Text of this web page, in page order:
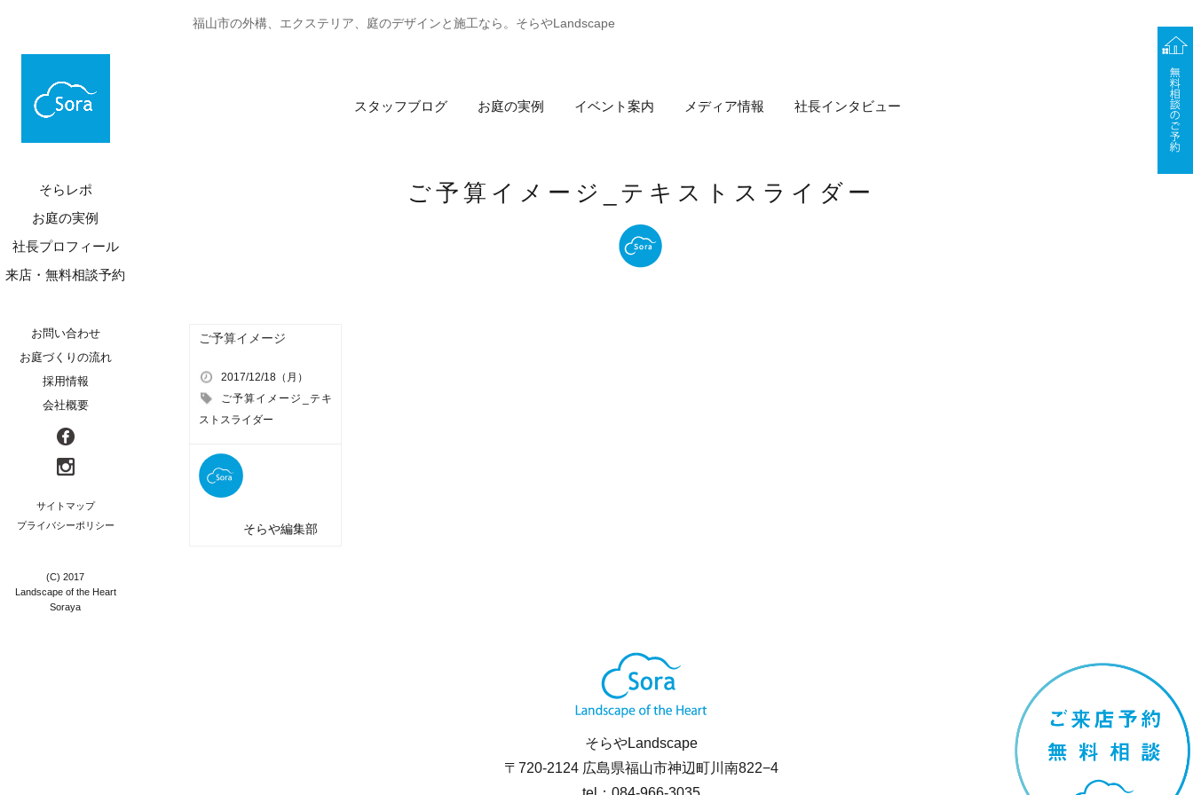
福山市の外構、エクステリア、庭のデザインと施工なら。そらやLandscape
スタッフブログ お庭の実例 イベント案内 メディア情報 社長インタビュー
ご予算イメージ_テキストスライダー
ご予算イメージ
2017/12/18（月）
ご予算イメージ_テキ
ストスライダー
そらや編集部
そらレポ
お庭の実例
社長プロフィール
来店・無料相談予約
お問い合わせ
お庭づくりの流れ
採用情報
会社概要
サイトマップ
プライバシーポリシー
(C) 2017
Landscape of the Heart
Soraya
そらやLandscape
〒720-2124 広島県福山市神辺町川南822−4